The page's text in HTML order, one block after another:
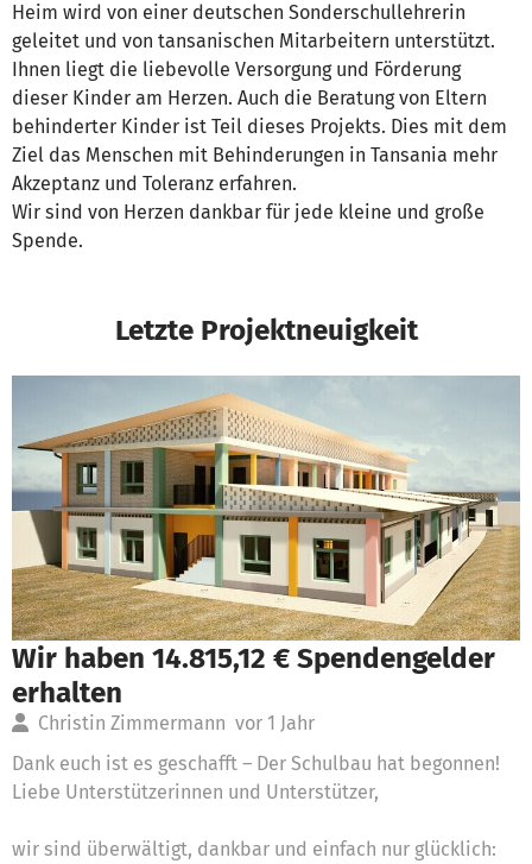
Heim wird von einer deutschen Sonderschullehrerin
geleitet und von tansanischen Mitarbeitern unterstützt.
Ihnen liegt die liebevolle Versorgung und Förderung
dieser Kinder am Herzen. Auch die Beratung von Eltern
behinderter Kinder ist Teil dieses Projekts. Dies mit dem
Ziel das Menschen mit Behinderungen in Tansania mehr
Akzeptanz und Toleranz erfahren.
Wir sind von Herzen dankbar für jede kleine und große
Spende.
Letzte Projektneuigkeit
Wir haben 14.815,12 € Spendengelder
erhalten
Christin Zimmermann vor 1 Jahr
Dank euch ist es geschafft – Der Schulbau hat begonnen!
Liebe Unterstützerinnen und Unterstützer,
wir sind überwältigt, dankbar und einfach nur glücklich: